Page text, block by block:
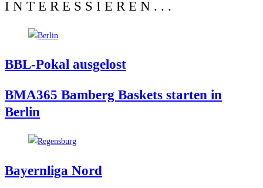
INTERESSIEREN...
BBL-Pokal aus­ge­lost
BMA365 Bam­berg Bas­kets star­ten in
Berlin
Bay­ern­li­ga Nord